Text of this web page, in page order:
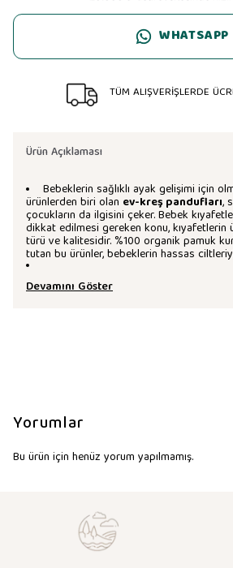
WHATSAPP
TÜM ALIŞVERİŞLERDE
Ürün Açıklaması
Bebeklerin sağlıklı ayak gelişimi için
ürünlerden biri olan ev-kreş pandufları,
çocukların da ilgisini çeker. Bebek
dikkat edilmesi gereken konu, kıyafetlerin
türü ve kalitesidir. %100 organik pamuk
tutan bu ürünler, bebeklerin hassas
Devamını Göster
Yorumlar
Bu ürün için henüz yorum yapılmamış.